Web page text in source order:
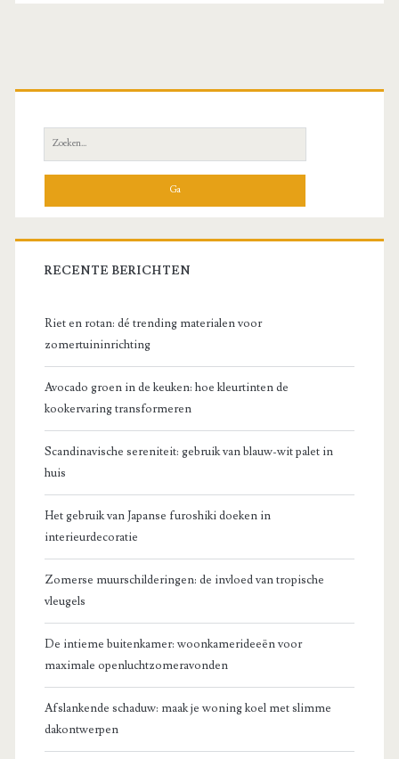
Primaire
zijbalk
Zoeken
naar:
RECENTE BERICHTEN
Riet en rotan: dé trending materialen voor
zomertuininrichting
Avocado groen in de keuken: hoe kleurtinten de
kookervaring transformeren
Scandinavische sereniteit: gebruik van blauw-wit palet in
huis
Het gebruik van Japanse furoshiki doeken in
interieurdecoratie
Zomerse muurschilderingen: de invloed van tropische
vleugels
De intieme buitenkamer: woonkamerideeën voor
maximale openluchtzomeravonden
Afslankende schaduw: maak je woning koel met slimme
dakontwerpen